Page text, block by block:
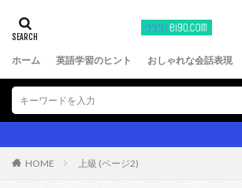
ホーム 英語学習のヒント おしゃれな会話表現
HOME 上級 (ページ2)